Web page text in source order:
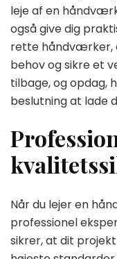
leje af en
også give dig
rette håndværker,
behov og sikre et
tilbage, og opdag,
beslutning at lade
Når du lejer en
professionel
sikrer, at dit